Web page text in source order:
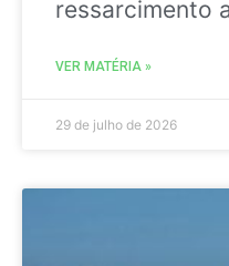
ressarcimento
VER MATÉRIA »
29 de julho de 2026